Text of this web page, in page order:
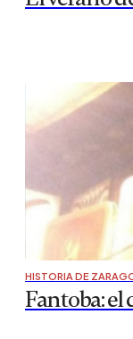
HISTORIA DE
Fantoba: